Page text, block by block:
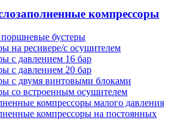
компрессоры
бустеры
на ресивере/с осушителем
с давлением 16 бар
с давлением 20 бар
с двумя винтовыми блоками
со встроенным осушителем
компрессоры малого давления
компрессоры на постоянных